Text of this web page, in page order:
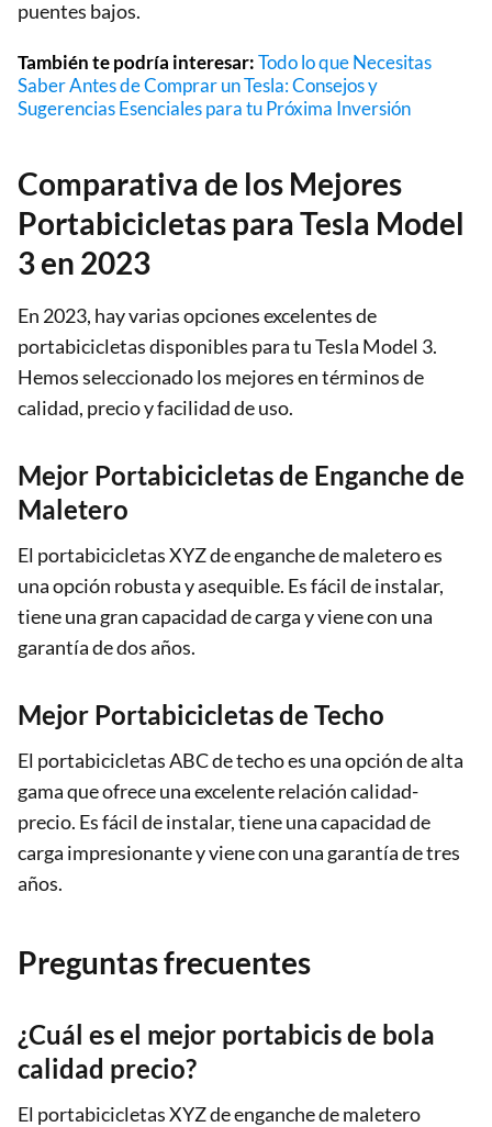
puentes bajos.
También te podría interesar:Todo lo que Necesitas
Saber Antes de Comprar un Tesla: Consejos y
Sugerencias Esenciales para tu Próxima Inversión
Comparativa de los Mejores
Portabicicletas para Tesla Model
3 en 2023
En 2023, hay varias opciones excelentes de
portabicicletas disponibles para tu Tesla Model 3.
Hemos seleccionado los mejores en términos de
calidad, precio y facilidad de uso.
Mejor Portabicicletas de Enganche de
Maletero
El portabicicletas XYZ de enganche de maletero es
una opción robusta y asequible. Es fácil de instalar,
tiene una gran capacidad de carga y viene con una
garantía de dos años.
Mejor Portabicicletas de Techo
El portabicicletas ABC de techo es una opción de alta
gama que ofrece una excelente relación calidad-
precio. Es fácil de instalar, tiene una capacidad de
carga impresionante y viene con una garantía de tres
años.
Preguntas frecuentes
¿Cuál es el mejor portabicis de bola
calidad precio?
El portabicicletas XYZ de enganche de maletero